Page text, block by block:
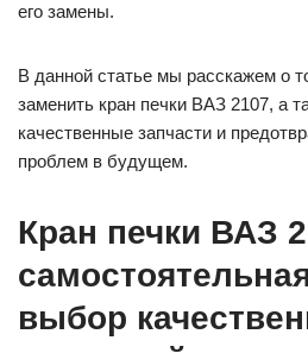
его замены.
В данной статье мы расскажем о
заменить кран печки ВАЗ 2107, а
качественные запчасти и
проблем в будущем.
Кран печки ВАЗ
выбор